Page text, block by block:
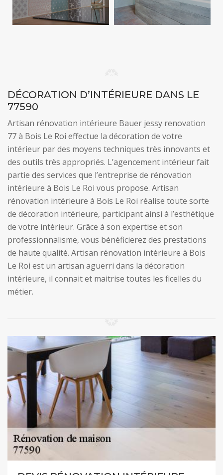
DÉCORATION D’INTÉRIEURE DANS LE
77590
Artisan rénovation intérieure Bauer jessy renovation
77 à Bois Le Roi effectue la décoration de votre
intérieur par des moyens techniques très innovants et
des outils très appropriés. L’agencement intérieur fait
partie des services que l’entreprise de rénovation
intérieure à Bois Le Roi vous propose. Artisan
rénovation intérieure à Bois Le Roi réalise toute sorte
de décoration intérieure, participant ainsi à l’esthétique
de votre intérieur. Grâce à son expertise et son
professionnalisme, vous bénéficierez des prestations
de haute qualité. Artisan rénovation intérieure à Bois
Le Roi est un artisan aguerri dans la décoration
intérieure, il connait et maitrise toutes les ficelles du
métier.